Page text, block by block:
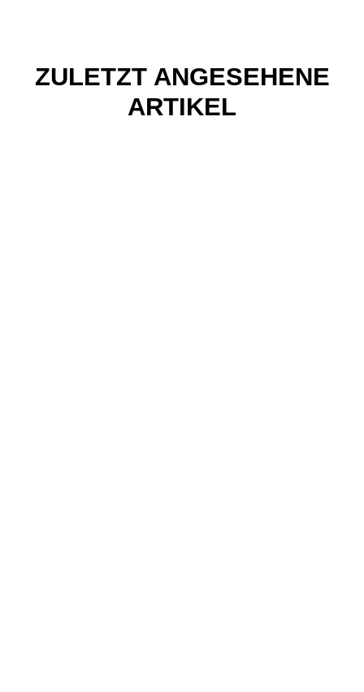
ZULETZT ANGESEHENE
ARTIKEL